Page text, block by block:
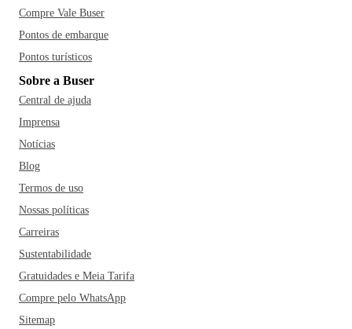
Compre Vale Buser
Pontos de embarque
Pontos turísticos
Sobre a Buser
Central de ajuda
Imprensa
Notícias
Blog
Termos de uso
Nossas políticas
Carreiras
Sustentabilidade
Gratuidades e Meia Tarifa
Compre pelo WhatsApp
Sitemap